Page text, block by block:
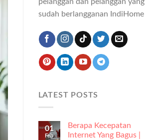
sudah berlangganan IndiHome
LATEST POSTS
01
Feb
Berapa Kecepatan
Internet Yang Bagus |